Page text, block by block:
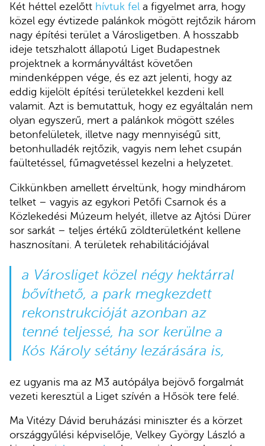
Két héttel ezelőtt hívtuk fel a figyelmet arra, hogy
közel egy évtizede palánkok mögött rejtőzik három
nagy építési terület a Városligetben. A hosszabb
ideje tetszhalott állapotú Liget Budapestnek
projektnek a kormányváltást követően
mindenképpen vége, és ez azt jelenti, hogy az
eddig kijelölt építési területekkel kezdeni kell
valamit. Azt is bemutattuk, hogy ez egyáltalán nem
olyan egyszerű, mert a palánkok mögött széles
betonfelületek, illetve nagy mennyiségű sitt,
betonhulladék rejtőzik, vagyis nem lehet csupán
faültetéssel, fűmagvetéssel kezelni a helyzetet.
Cikkünkben amellett érveltünk, hogy mindhárom
telket – vagyis az egykori Petőfi Csarnok és a
Közlekedési Múzeum helyét, illetve az Ajtósi Dürer
sor sarkát – teljes értékű zöldterületként kellene
hasznosítani. A területek rehabilitációjával
a Városliget közel négy hektárral
bővíthető, a park megkezdett
rekonstrukcióját azonban az
tenné teljessé, ha sor kerülne a
Kós Károly sétány lezárására is,
ez ugyanis ma az M3 autópálya bejövő forgalmát
vezeti keresztül a Liget szívén a Hősök tere felé.
Ma Vitézy Dávid beruházási miniszter és a körzet
országgyűlési képviselője, Velkey György László a